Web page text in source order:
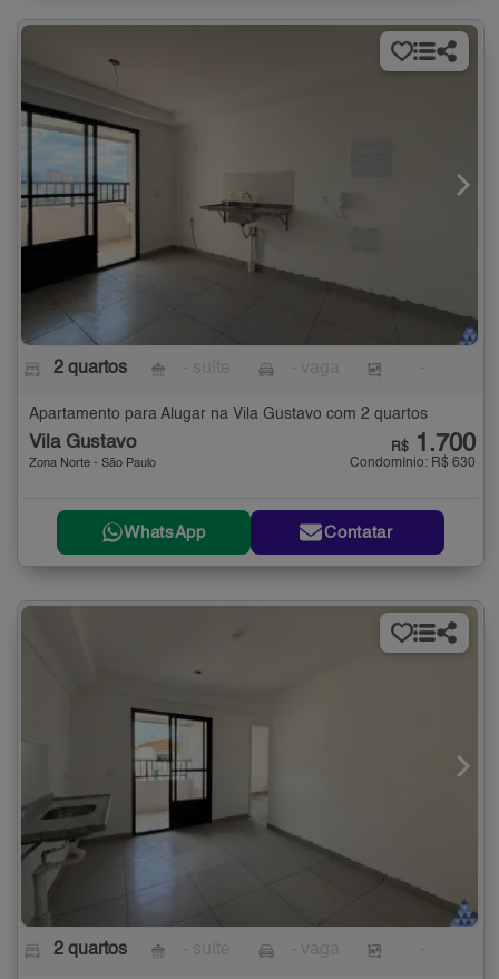
2 quartos
Apartamento para Alugar na Vila Gustavo com 2 quartos
Vila Gustavo
Zona Norte - São Paulo
R$ 1.700
Condomínio: R$ 630
WhatsApp Contatar
2 quartos